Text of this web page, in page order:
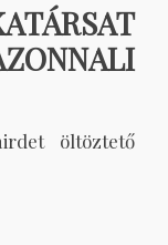
öltöztető